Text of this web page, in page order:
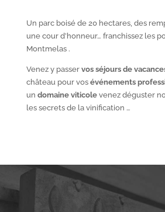
Un parc boisé de 20 hectares, des
une cour d’honneur… franchissez les
Montmelas .
Venez y passer vos séjours de
château pour vos événements
un domaine viticolevenez déguster
les secrets de la vinification …